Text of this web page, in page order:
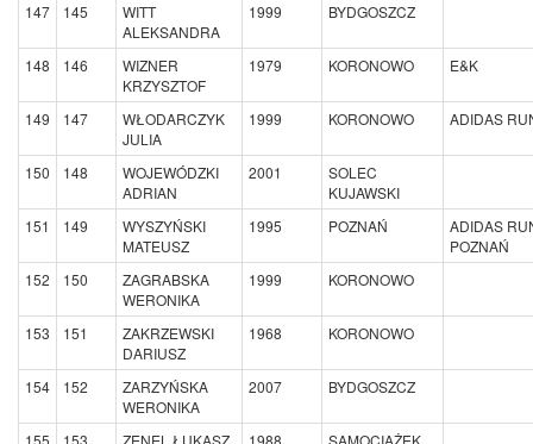
147 145
WITT
ALEKSANDRA
1999 BYDGOSZCZ
148 146
WIZNER
KRZYSZTOF
1979 KORONOWO E&K
149 147
WŁODARCZYK
JULIA
1999 KORONOWO ADIDAS
150 148
WOJEWÓDZKI
ADRIAN
2001
SOLEC
KUJAWSKI
151
149
WYSZYŃSKI
MATEUSZ
1995 POZNAŃ
ADIDAS
POZNAŃ
152
150
ZAGRABSKA
WERONIKA
1999 KORONOWO
153 151
ZAKRZEWSKI
DARIUSZ
1968 KORONOWO
154 152
ZARZYŃSKA
WERONIKA
2007 BYDGOSZCZ